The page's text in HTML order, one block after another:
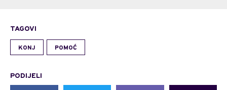
TAGOVI
KONJ POMOĆ
PODIJELI